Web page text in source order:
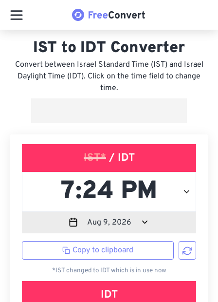
IST to IDT Converter
Convert between Israel Standard Time (IST) and Israel
Daylight Time (IDT). Click on the time field to change
time.
IST*/ IDT
Copy to clipboard
*IST changed to IDT which is in use now
IDT